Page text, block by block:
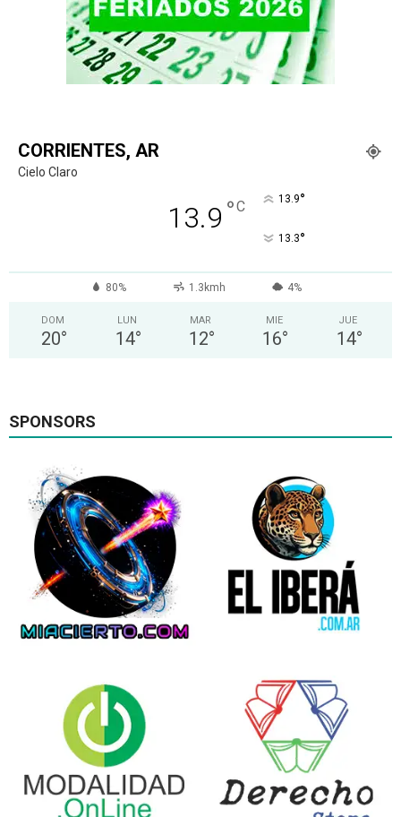
CORRIENTES, AR
Cielo Claro
13.9 °C 13.9°
13.3°
80% 1.3kmh 4%
DOM
20°
LUN
14°
MAR
12°
MIE
16°
JUE
14°
SPONSORS